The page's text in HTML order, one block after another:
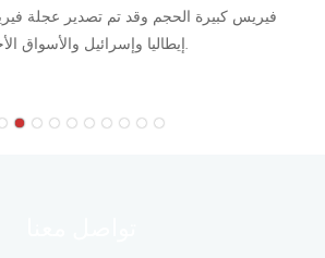
فيريس كبيرة الحجم وقد تم تصدير عجلة